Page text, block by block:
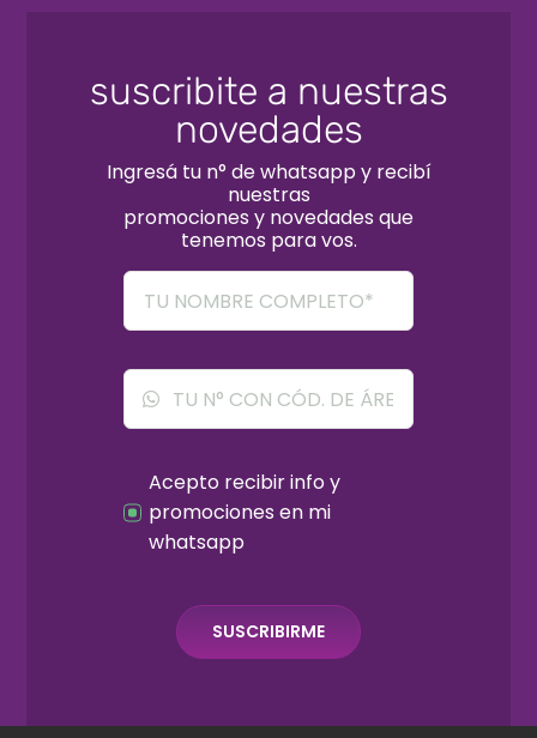
suscribite a nuestras
novedades
Ingresá tu n° de whatsapp y recibí
nuestras
promociones y novedades que
tenemos para vos.
Acepto recibir info y
promociones en mi
whatsapp
SUSCRIBIRME